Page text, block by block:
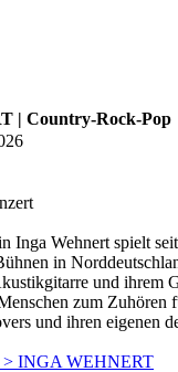
| Country-Rock-Pop
Inga Wehnert spielt
in
und ihrem
zum Zuhören
und ihren eigenen
INGA WEHNERT